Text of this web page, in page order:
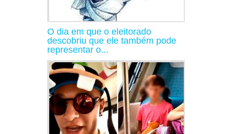
O dia em que o eleitorado
descobriu que ele também pode
representar o...